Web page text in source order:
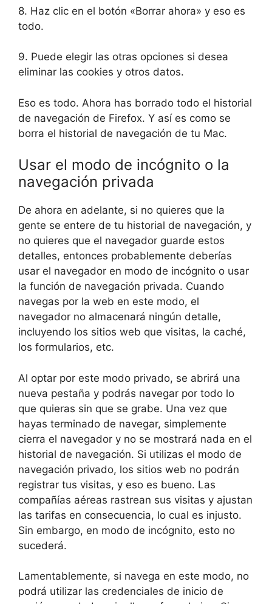
8. Haz clic en el botón «Borrar ahora» y eso es
todo.
9. Puede elegir las otras opciones si desea
eliminar las cookies y otros datos.
Eso es todo. Ahora has borrado todo el historial
de navegación de Firefox. Y así es como se
borra el historial de navegación de tu Mac.
Usar el modo de incógnito o la
navegación privada
De ahora en adelante, si no quieres que la
gente se entere de tu historial de navegación, y
no quieres que el navegador guarde estos
detalles, entonces probablemente deberías
usar el navegador en modo de incógnito o usar
la función de navegación privada. Cuando
navegas por la web en este modo, el
navegador no almacenará ningún detalle,
incluyendo los sitios web que visitas, la caché,
los formularios, etc.
Al optar por este modo privado, se abrirá una
nueva pestaña y podrás navegar por todo lo
que quieras sin que se grabe. Una vez que
hayas terminado de navegar, simplemente
cierra el navegador y no se mostrará nada en el
historial de navegación. Si utilizas el modo de
navegación privado, los sitios web no podrán
registrar tus visitas, y eso es bueno. Las
compañías aéreas rastrean sus visitas y ajustan
las tarifas en consecuencia, lo cual es injusto.
Sin embargo, en modo de incógnito, esto no
sucederá.
Lamentablemente, si navega en este modo, no
podrá utilizar las credenciales de inicio de